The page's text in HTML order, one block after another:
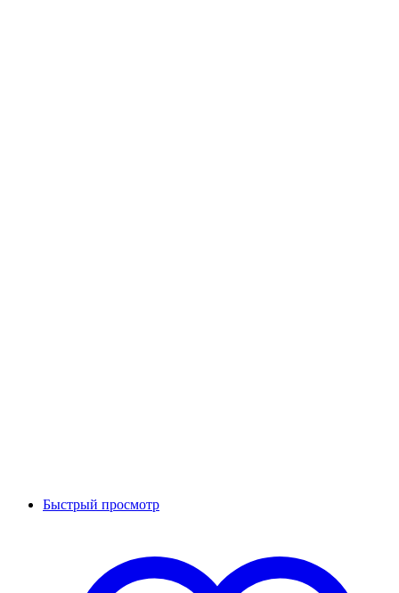
Быстрый просмотр